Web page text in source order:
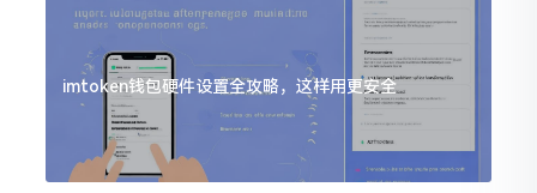
imtoken钱包硬件设置全攻略，这样用更安全